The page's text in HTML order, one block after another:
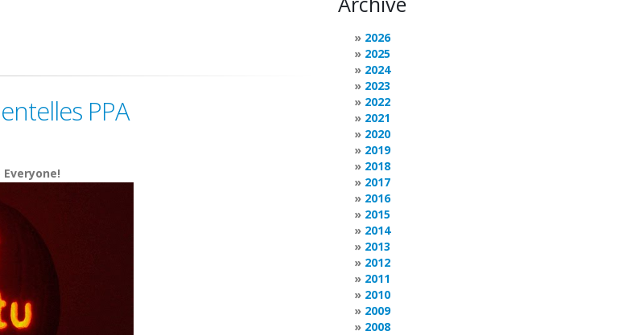
PPA
2026
2025
2024
2023
2022
2021
2020
2019
2018
2017
2016
2015
2014
2013
2012
2011
2010
2009
2008